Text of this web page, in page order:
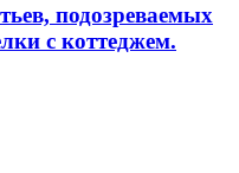
подозреваемых
с коттеджем.